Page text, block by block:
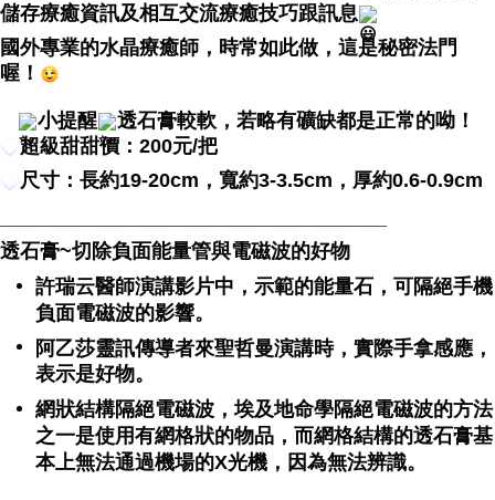
Free shipping
儲存療癒資訊及相互交流療癒技巧跟訊息
國外專業的水晶療癒師，時常如此做，這是秘密法門
喔！
小提醒
透石膏較軟，若略有礦缺都是正常的呦！
超級甜甜價：200元/把
尺寸：長約19-20cm，寬約3-3.5cm，厚約0.6-0.9cm
透石膏~切除負面能量管與電磁波的好物
許瑞云醫師演講影片中，示範的能量石，可隔絕手機
負面電磁波的影響。
阿乙莎靈訊傳導者來聖哲曼演講時，實際手拿感應，
表示是好物。
網狀結構隔絕電磁波，埃及地命學隔絕電磁波的方法
之一是使用有網格狀的物品，而網格結構的透石膏基
本上無法通過機場的X光機，因為無法辨識。